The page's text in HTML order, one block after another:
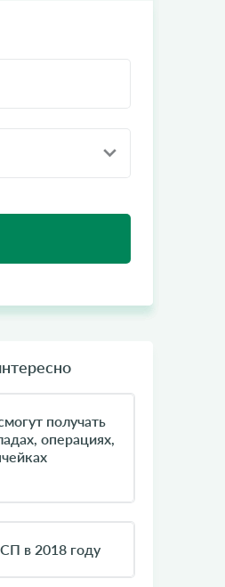
получать
операциях,
в 2018 году